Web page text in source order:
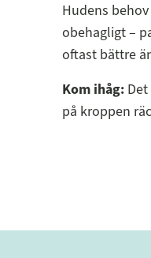
Hudens
obehagligt –
oftast bättre
Kom ihåg:Det
på kroppen